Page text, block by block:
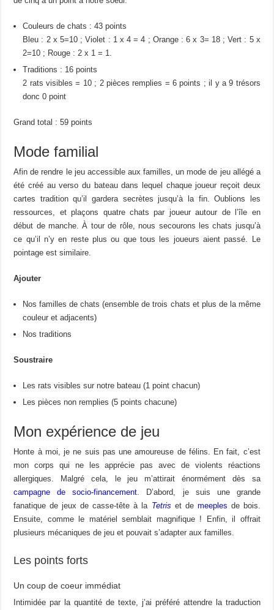
Couleurs de chats : 43 points
Bleu : 2 x 5=10 ; Violet : 1 x 4 = 4 ; Orange : 6 x 3= 18 ; Vert : 5 x
2=10 ; Rouge : 2 x 1 = 1.
Traditions : 16 points
2 rats visibles = 10 ; 2 pièces remplies = 6 points ; il y a 9 trésors
donc 0 point
Grand total : 59 points
Mode familial
Afin de rendre le jeu accessible aux familles, un mode de jeu allégé a
été créé au verso du bateau dans lequel chaque joueur reçoit deux
cartes tradition qu’il gardera secrètes jusqu’à la fin. Oublions les
ressources, et plaçons quatre chats par joueur autour de l’île en
début de manche. À tour de rôle, nous secourons les chats jusqu’à
ce qu’il n’y en reste plus ou que tous les joueurs aient passé. Le
pointage est similaire.
Ajouter
Nos familles de chats (ensemble de trois chats et plus de la même
couleur et adjacents)
Nos traditions
Soustraire
Les rats visibles sur notre bateau (1 point chacun)
Les pièces non remplies (5 points chacune)
Mon expérience de jeu
Honte à moi, je ne suis pas une amoureuse de félins. En fait, c’est
mon corps qui ne les apprécie pas avec de violents réactions
allergiques. Malgré cela, le jeu m’attirait énormément dès sa
campagne de socio-financement . D’abord, je suis une grande
fanatique de jeux de casse-tête à la Tetris et de meeples de bois.
Ensuite, comme le matériel semblait magnifique ! Enfin, il offrait
plusieurs mécaniques de jeu et pouvait s’adapter aux familles.
Les points forts
Un coup de coeur immédiat
Intimidée par la quantité de texte, j’ai préféré attendre la traduction